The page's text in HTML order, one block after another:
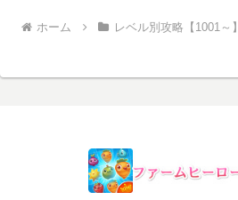
ホーム レベル別攻略【1001～】